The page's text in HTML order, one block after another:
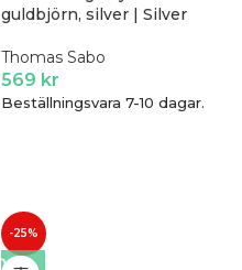
guldbjörn, silver | Silver
Thomas Sabo
569 kr
Beställningsvara 7-10 dagar.
-25%